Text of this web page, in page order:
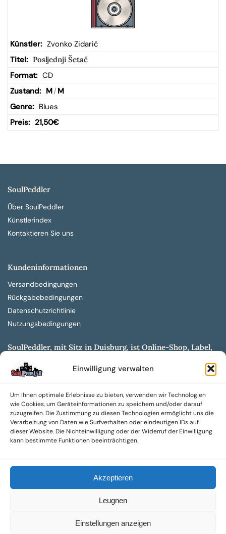
Einwilligung verwalten
Um Ihnen optimale Erlebnisse zu bieten, verwenden wir Technologien
wie Cookies, um Geräteinformationen zu speichern und/oder darauf
zuzugreifen. Die Zustimmung zu diesen Technologien ermöglicht uns die
Verarbeitung von Daten wie Surfverhalten oder eindeutigen IDs auf
dieser Website. Die Nichteinwilligung oder der Widerruf der Einwilligung
kann bestimmte Funktionen beeinträchtigen.
Akzeptieren
Leugnen
Einstellungen anzeigen
Zvonko Zidarić
Posljednji Šetač
CD
M/ M
Blues
21,50€
SoulPeddler
Über SoulPeddler
Künstlerindex
Kontaktieren Sie uns
Kundeninformationen
Versandbedingungen
Rückgabebedingungen
Datenschutzrichtlinie
Nutzungsbedingungen
SoulPeddler, mit Sitz in Duisburg, ist Online-Shop, Label,
entwickelt aus dem SoulPeddler Vinyl-Presswerk und
unserer Online-Gig-Plattform.
Wir bieten eine breite Auswahl an sowohl hochgradig
sammelwürdigen als auch Mainstream-Titeln und -Formaten auf
Vinyl, CD und weiteren Medien.
Sowohl neue als auch gebrauchte, nach Zustand bewertete
Wir setzen uns leidenschaftlich für unabhängige Künstler und
Labels ein und bieten hochwertige, maßgeschneiderte Lösungen
aus über 30 Jahren Erfahrung in der Musikindustrie.
SoulPeddler Mailorder, Records & Vinyl Production – DUBOX –
Nettirock – Nice Guy Records – MOVA Museum of Vinyl Arts